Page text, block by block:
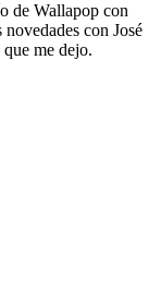
de Wallapop con
con José
me dejo.